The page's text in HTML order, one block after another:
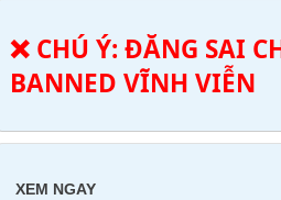
❌ CHÚ Ý: ĐĂNG SAI
BANNED VĨNH VIỄN